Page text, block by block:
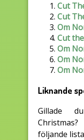
Cut
Cut
Om
Cut
Om
Om
Om
Liknande
Gillade
följande